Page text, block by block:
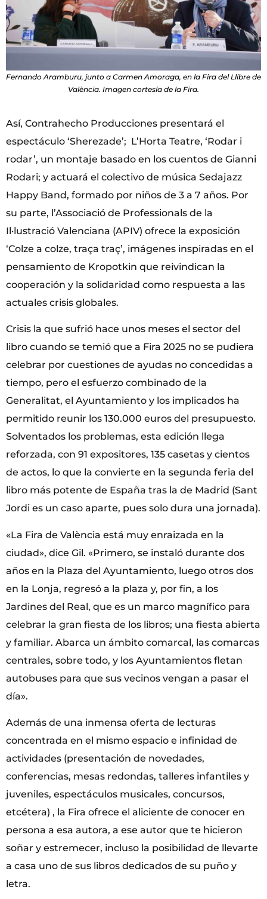
Fernando Aramburu, junto a Carmen Amoraga, en la Fira del Llibre de
València. Imagen cortesía de la Fira.
Así, Contrahecho Producciones presentará el
espectáculo ‘Sherezade’; L’Horta Teatre, ‘Rodar i
rodar’, un montaje basado en los cuentos de Gianni
Rodari; y actuará el colectivo de música Sedajazz
Happy Band, formado por niños de 3 a 7 años. Por
su parte, l’Associació de Professionals de la
Il·lustració Valenciana (APIV) ofrece la exposición
‘Colze a colze, traça traç’, imágenes inspiradas en el
pensamiento de Kropotkin que reivindican la
cooperación y la solidaridad como respuesta a las
actuales crisis globales.
Crisis la que sufrió hace unos meses el sector del
libro cuando se temió que a Fira 2025 no se pudiera
celebrar por cuestiones de ayudas no concedidas a
tiempo, pero el esfuerzo combinado de la
Generalitat, el Ayuntamiento y los implicados ha
permitido reunir los 130.000 euros del presupuesto.
Solventados los problemas, esta edición llega
reforzada, con 91 expositores, 135 casetas y cientos
de actos, lo que la convierte en la segunda feria del
libro más potente de España tras la de Madrid (Sant
Jordi es un caso aparte, pues solo dura una jornada).
«La Fira de València está muy enraizada en la
ciudad», dice Gil. «Primero, se instaló durante dos
años en la Plaza del Ayuntamiento, luego otros dos
en la Lonja, regresó a la plaza y, por fin, a los
Jardines del Real, que es un marco magnífico para
celebrar la gran fiesta de los libros; una fiesta abierta
y familiar. Abarca un ámbito comarcal, las comarcas
centrales, sobre todo, y los Ayuntamientos fletan
autobuses para que sus vecinos vengan a pasar el
día».
Además de una inmensa oferta de lecturas
concentrada en el mismo espacio e infinidad de
actividades (presentación de novedades,
conferencias, mesas redondas, talleres infantiles y
juveniles, espectáculos musicales, concursos,
etcétera) , la Fira ofrece el aliciente de conocer en
persona a esa autora, a ese autor que te hicieron
soñar y estremecer, incluso la posibilidad de llevarte
a casa uno de sus libros dedicados de su puño y
letra.